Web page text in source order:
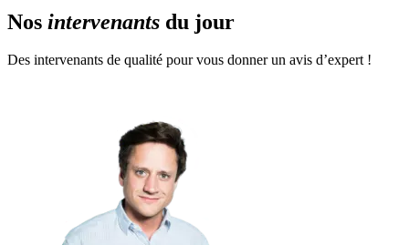
Nos intervenants du jour
Des intervenants de qualité pour vous donner un avis d’expert !